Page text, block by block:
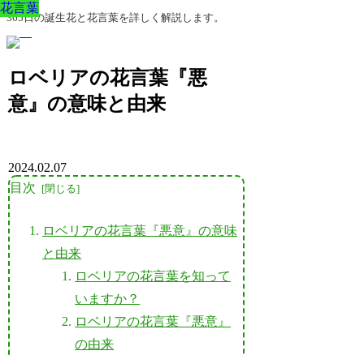
365日の誕生花と花言葉を詳しく解説します。
ロベリアの花言葉『悪
意』の意味と由来
花言葉
2024.02.07
目次
ロベリアの花言葉『悪意』の意味
と由来
ロベリアの花言葉を知って
いますか？
ロベリアの花言葉『悪意』
の由来
花言葉
花言葉
花言葉
花言葉
花言葉
花言葉